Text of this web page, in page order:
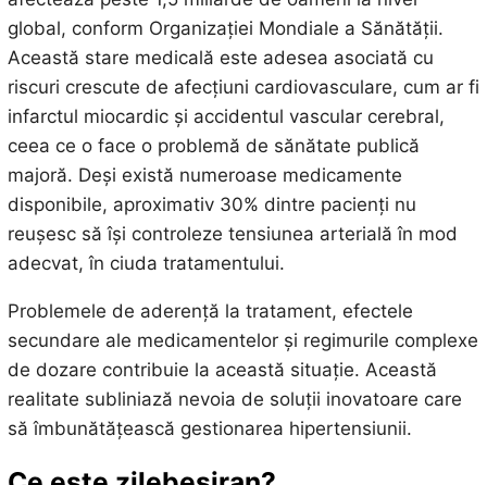
global, conform Organizației Mondiale a Sănătății.
Această stare medicală este adesea asociată cu
riscuri crescute de afecțiuni cardiovasculare, cum ar fi
infarctul miocardic și accidentul vascular cerebral,
ceea ce o face o problemă de sănătate publică
majoră. Deși există numeroase medicamente
disponibile, aproximativ 30% dintre pacienți nu
reușesc să își controleze tensiunea arterială în mod
adecvat, în ciuda tratamentului.
Problemele de aderență la tratament, efectele
secundare ale medicamentelor și regimurile complexe
de dozare contribuie la această situație. Această
realitate subliniază nevoia de soluții inovatoare care
să îmbunătățească gestionarea hipertensiunii.